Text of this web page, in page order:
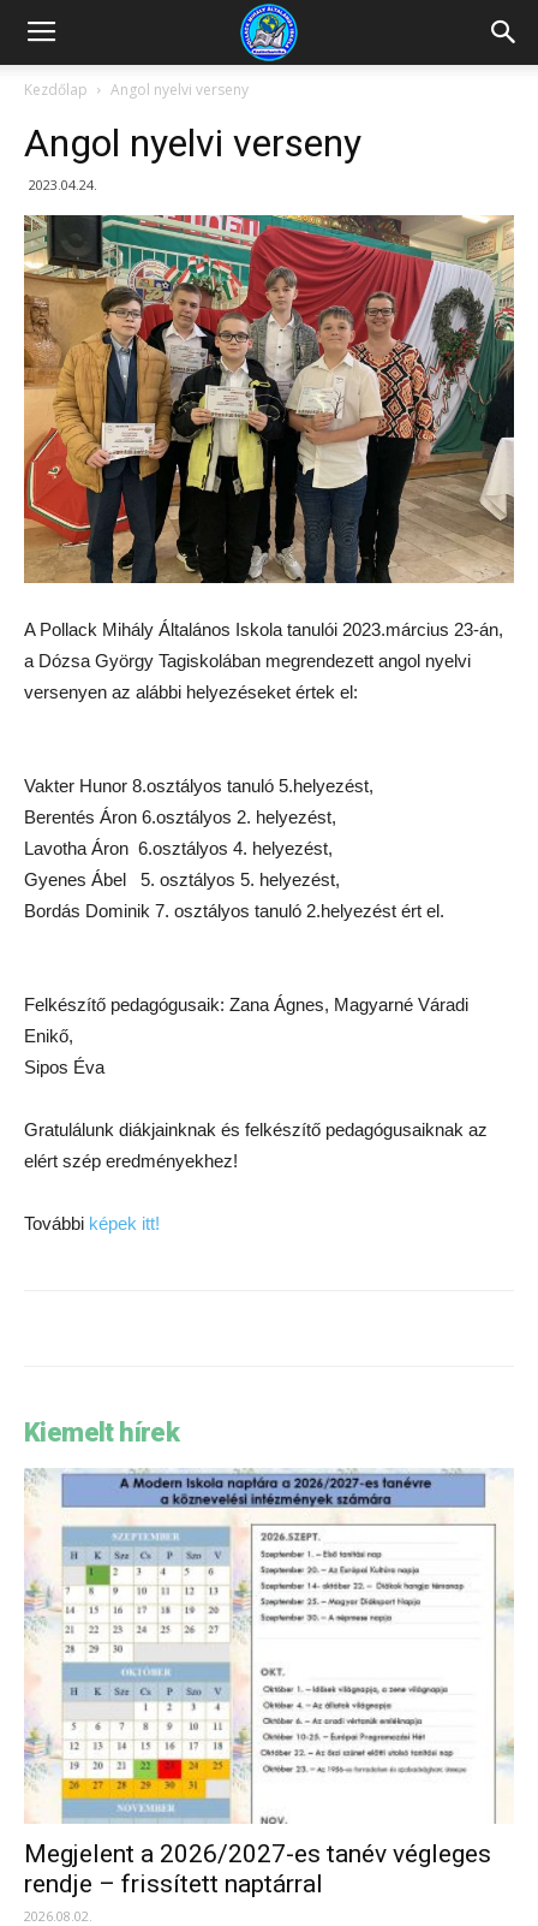
Kazincbarcikai
Pollack
Mihály
Általános
Iskola
Kezdőlap Angol nyelvi verseny
Angol nyelvi verseny
2023.04.24.
A Pollack Mihály Általános Iskola tanulói 2023.március 23-án,
a Dózsa György Tagiskolában megrendezett angol nyelvi
versenyen az alábbi helyezéseket értek el:
Vakter Hunor 8.osztályos tanuló 5.helyezést,
Berentés Áron 6.osztályos 2. helyezést,
Lavotha Áron 6.osztályos 4. helyezést,
Gyenes Ábel 5. osztályos 5. helyezést,
Bordás Dominik 7. osztályos tanuló 2.helyezést ért el.
Felkészítő pedagógusaik: Zana Ágnes, Magyarné Váradi
Enikő,
Sipos Éva
Gratulálunk diákjainknak és felkészítő pedagógusaiknak az
elért szép eredményekhez!
További képek itt!
Kiemelt hírek
Megjelent a 2026/2027-es tanév végleges
rendje – frissített naptárral
2026.08.02.